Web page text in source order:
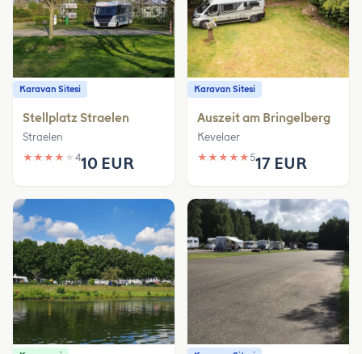
Karavan Sitesi
Stellplatz Straelen
Straelen
★ ★ ★ ★ ★ 410 EUR
Karavan Sitesi
Auszeit am Bringelberg
Kevelaer
★ ★ ★ ★ ★517 EUR